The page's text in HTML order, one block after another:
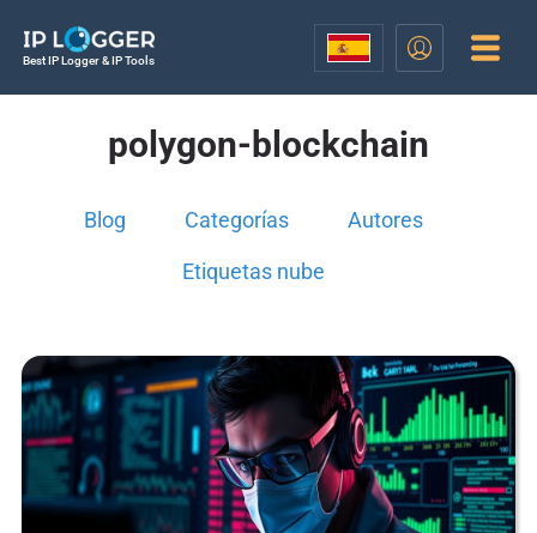
Best IP Logger & IP Tools
polygon-blockchain
Blog Categorías Autores
Etiquetas nube